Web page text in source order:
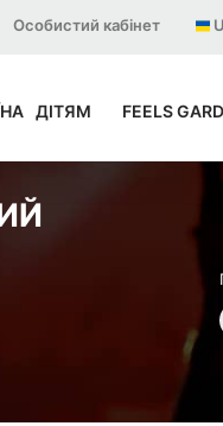
Особистий кабінет
ДІТЯМ FEELS